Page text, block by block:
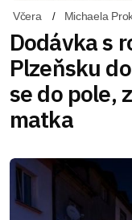
Včera Michaela
Dodávka s
Plzeňsku
se do pole,
matka